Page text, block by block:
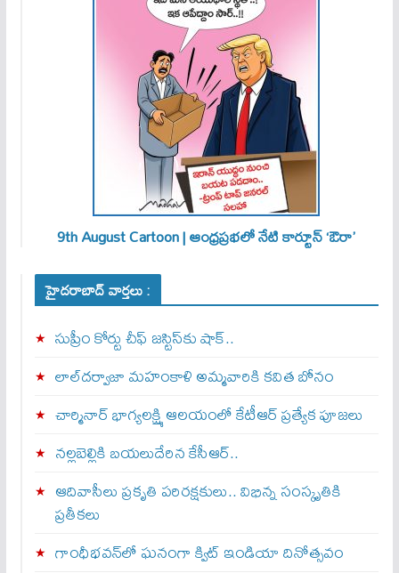
9th August Cartoon | ఆంధ్రప్రభలో నేటి కార్టూన్ ‘ఔరా’
హైదరాబాద్ వార్తలు :
సుప్రీం కోర్టు చీఫ్ జస్టిస్⁭కు షాక్..
లాల్‌దర్వాజా మహంకాళి అమ్మవారికి కవిత బోనం
చార్మినార్‌ భాగ్యలక్ష్మి ఆలయంలో కేటీఆర్ ప్రత్యేక పూజలు
నల్లబెల్లికి బయలుదేరిన కేసీఆర్‌..
ఆదివాసీలు ప్రకృతి పరిరక్షకులు.. విభిన్న సంస్కృతికి
ప్రతీకలు
గాంధీభవన్‌లో ఘనంగా క్విట్‌ ఇండియా దినోత్సవం